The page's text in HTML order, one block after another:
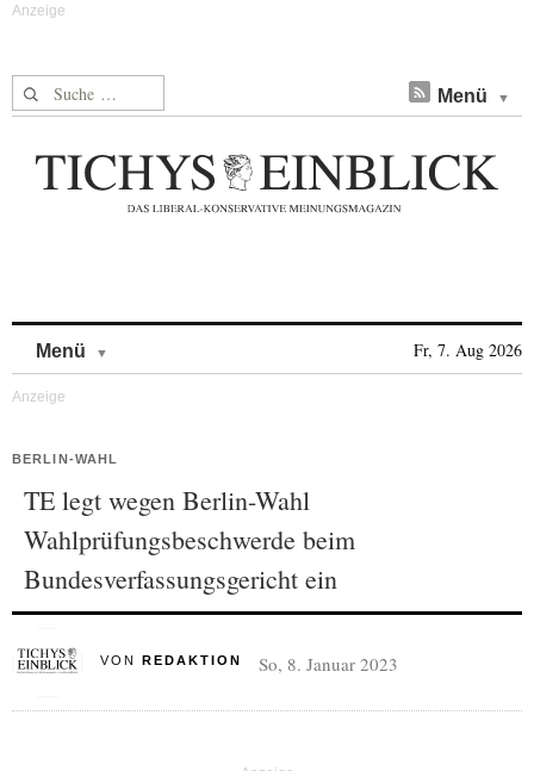
Suche nach: Menü
Menü Fr, 7. Aug 2026
BERLIN-WAHL
TE legt wegen Berlin-Wahl
Wahlprüfungsbeschwerde beim
Bundesverfassungsgericht ein
VON REDAKTION So, 8. Januar 2023